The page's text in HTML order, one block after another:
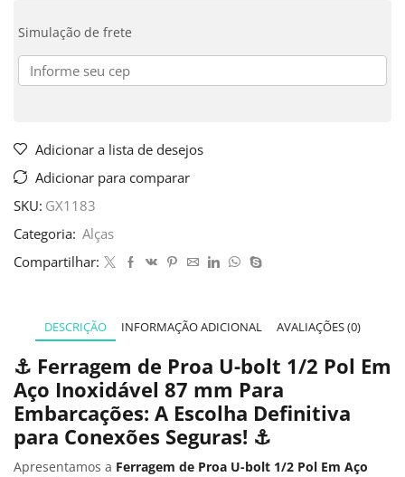
Simulação de frete
Adicionar a lista de desejos
Adicionar para comparar
SKU: GX1183
Categoria: Alças
Compartilhar:
DESCRIÇÃO INFORMAÇÃO ADICIONAL AVALIAÇÕES (0)
⚓ Ferragem de Proa U-bolt 1/2 Pol Em
Aço Inoxidável 87 mm Para
Embarcações: A Escolha Definitiva
para Conexões Seguras! ⚓
Apresentamos a Ferragem de Proa U-bolt 1/2 Pol Em Aço